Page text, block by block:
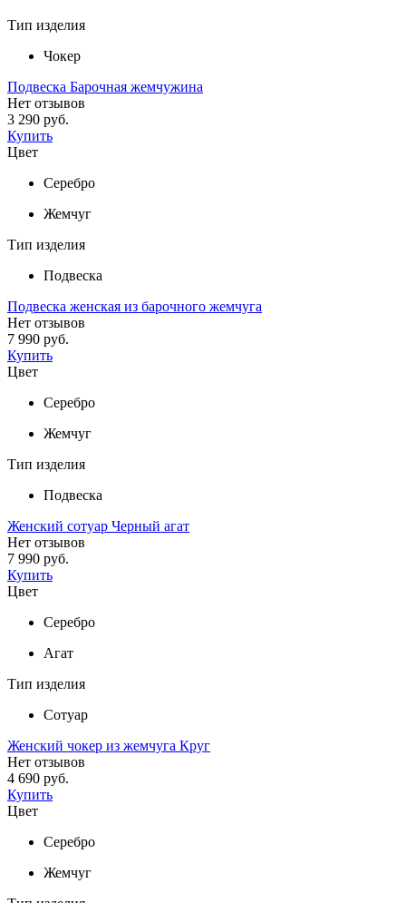
Тип изделия
Чокер
Подвеска Барочная жемчужина
Нет отзывов
3 290 руб.
Купить
Цвет
Серебро
Жемчуг
Тип изделия
Подвеска
Подвеска женская из барочного жемчуга
Нет отзывов
7 990 руб.
Купить
Цвет
Серебро
Жемчуг
Тип изделия
Подвеска
Женский сотуар Черный агат
Нет отзывов
7 990 руб.
Купить
Цвет
Серебро
Агат
Тип изделия
Сотуар
Женский чокер из жемчуга Круг
Нет отзывов
4 690 руб.
Купить
Цвет
Серебро
Жемчуг